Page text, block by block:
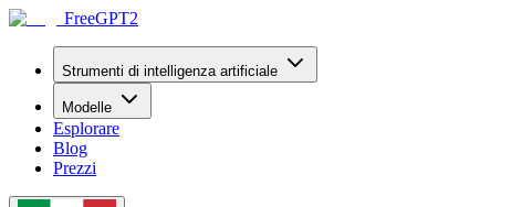
FreeGPT2
Strumenti di intelligenza artificiale
Modelle
Esplorare
Blog
Prezzi